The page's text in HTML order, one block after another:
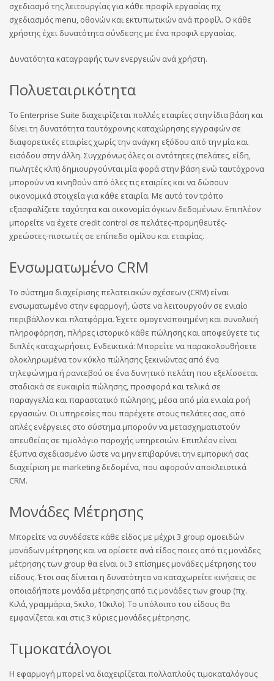
σχεδιασμό της λειτουργίας για κάθε προφίλ εργασίας πχ
σχεδιασμός menu, οθονών και εκτυπωτικών ανά προφίλ. Ο κάθε
χρήστης έχει δυνατότητα σύνδεσης με ένα προφιλ εργασίας.
Δυνατότητα καταγραφής των ενεργειών ανά χρήστη.
Πολυεταιρικότητα
Το Enterprise Suite διαχειρίζεται πολλές εταιρίες στην ίδια βάση και
δίνει τη δυνατότητα ταυτόχρονης καταχώρησης εγγραφών σε
διαφορετικές εταιρίες χωρίς την ανάγκη εξόδου από την μία και
εισόδου στην άλλη. Συγχρόνως όλες οι οντότητες (πελάτες, είδη,
πωλητές κλπ) δημιουργούνται μία φορά στην βάση ενώ ταυτόχρονα
μπορούν να κινηθούν από όλες τις εταιρίες και να δώσουν
οικονομικά στοιχεία για κάθε εταιρία. Με αυτό τον τρόπο
εξασφαλίζετε ταχύτητα και οικονομία όγκων δεδομένων. Επιπλέον
μπορείτε να έχετε credit control σε πελάτες-προμηθευτές-
χρεώστες-πιστωτές σε επίπεδο ομίλου και εταιρίας.
Ενσωματωμένο CRM
Το σύστημα διαχείρισης πελατειακών σχέσεων (CRM) είναι
ενσωματωμένο στην εφαρμογή, ώστε να λειτουργούν σε ενιαίο
περιβάλλον και πλατφόρμα. Έχετε ομογενοποιημένη και συνολική
πληροφόρηση, πλήρες ιστορικό κάθε πώλησης και αποφεύγετε τις
διπλές καταχωρήσεις. Ενδεικτικά: Μπορείτε να παρακολουθήσετε
ολοκληρωμένα τον κύκλο πώλησης ξεκινώντας από ένα
τηλεφώνημα ή ραντεβού σε ένα δυνητικό πελάτη που εξελίσσεται
σταδιακά σε ευκαιρία πώλησης, προσφορά και τελικά σε
παραγγελία και παραστατικό πώλησης, μέσα από μία ενιαία ροή
εργασιών. Οι υπηρεσίες που παρέχετε στους πελάτες σας, από
απλές ενέργειες στο σύστημα μπορούν να μετασχηματιστούν
απευθείας σε τιμολόγιο παροχής υπηρεσιών. Επιπλέον είναι
έξυπνα σχεδιασμένο ώστε να μην επιβαρύνει την εμπορική σας
διαχείριση με marketing δεδομένα, που αφορούν αποκλειστικά
CRΜ.
Μονάδες Μέτρησης
Μπορείτε να συνδέσετε κάθε είδος με μέχρι 3 group ομοειδών
μονάδων μέτρησης και να ορίσετε ανά είδος ποιες από τις μονάδες
μέτρησης των group θα είναι οι 3 επίσημες μονάδες μέτρησης του
είδους. Έτσι σας δίνεται η δυνατότητα να καταχωρείτε κινήσεις σε
οποιαδήποτε μονάδα μέτρησης από τις μονάδες των group (πχ.
Κιλά, γραμμάρια, 5κιλο, 10κιλο). Το υπόλοιπο του είδους θα
εμφανίζεται και στις 3 κύριες μονάδες μέτρησης.
Τιμοκατάλογοι
Η εφαρμογή μπορεί να διαχειρίζεται πολλαπλούς τιμοκαταλόγους